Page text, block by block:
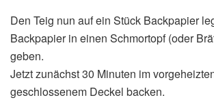
Den Teig nun auf ein Stück Backpapier
Backpapier in einen Schmortopf (oder
geben.
Jetzt zunächst 30 Minuten im
geschlossenem Deckel backen.